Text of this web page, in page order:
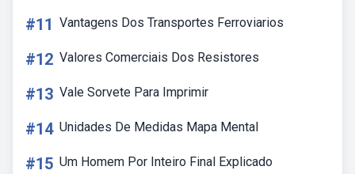
#11 Vantagens Dos Transportes Ferroviarios
#12 Valores Comerciais Dos Resistores
#13 Vale Sorvete Para Imprimir
#14 Unidades De Medidas Mapa Mental
#15 Um Homem Por Inteiro Final Explicado